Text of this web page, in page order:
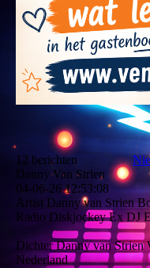
12 berichten
Danny Van Strien
04-06-26 12:53:08
Artist Danny van Strien
Radio Diskjockey Ex DJ
Dichter Danny van Strien
Nederland